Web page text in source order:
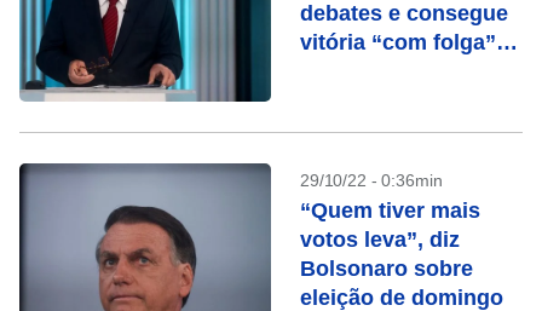
debates e consegue
vitória “com folga”
29/10/22 - 0:36min
“Quem tiver mais
votos leva”, diz
Bolsonaro sobre
eleição de domingo